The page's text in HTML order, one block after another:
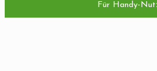
Für Handy-